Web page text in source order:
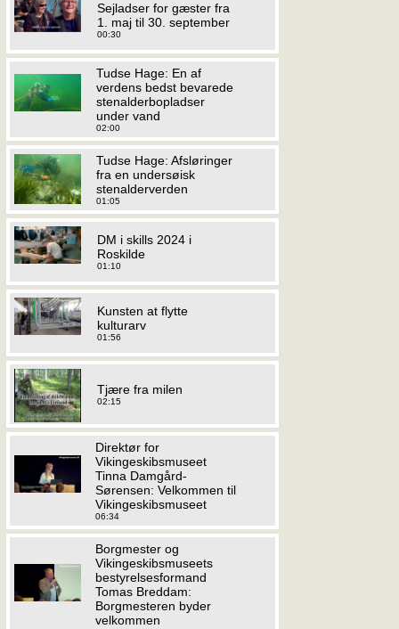
Sejladser for gæster fra
1. maj til 30. september
00:30
Tudse Hage: En af
verdens bedst bevarede
stenalderbopladser
under vand
02:00
Tudse Hage: Afsløringer
fra en undersøisk
stenalderverden
01:05
DM i skills 2024 i
Roskilde
01:10
Kunsten at flytte
kulturarv
01:56
Tjære fra milen
02:15
Direktør for
Vikingeskibsmuseet
Tinna Damgård-
Sørensen: Velkommen til
Vikingeskibsmuseet
06:34
Borgmester og
Vikingeskibsmuseets
bestyrelsesformand
Tomas Breddam:
Borgmesteren byder
velkommen